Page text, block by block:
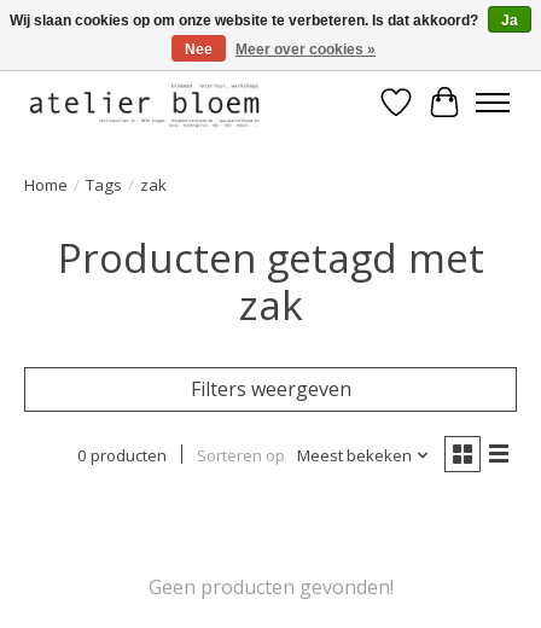
Welkom bij Atelier Bloem
Verlanglijst
Home / Tags / zak
Producten getagd met
zak
Filters weergeven
0 producten Sorteren op Meest bekeken
Geen producten gevonden!
Wij slaan cookies op om onze website te verbeteren. Is dat akkoord?
Ja
Nee
Meer over cookies »